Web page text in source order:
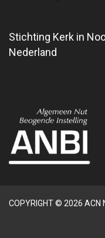
Stichting Kerk in
Nederland
COPYRIGHT © 2026 ACN